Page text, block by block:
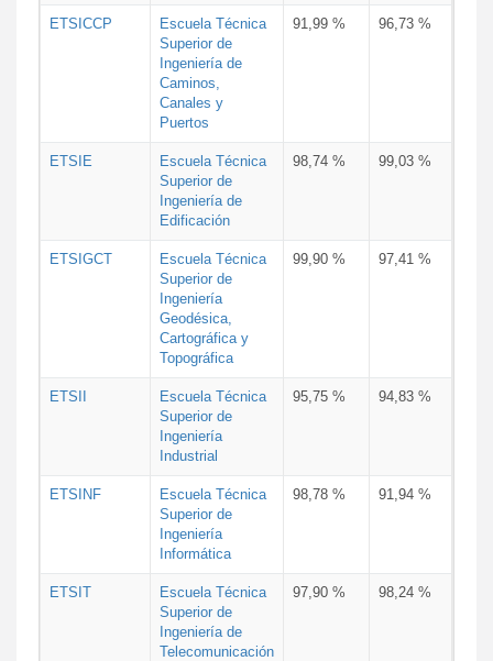
ETSICCP
Escuela Técnica
Superior de
Ingeniería de
Caminos,
Canales y
Puertos
91,99 % 96,73 %
ETSIE
Escuela Técnica
Superior de
Ingeniería de
Edificación
98,74 % 99,03 %
ETSIGCT
Escuela Técnica
Superior de
Ingeniería
Geodésica,
Cartográfica y
Topográfica
99,90 % 97,41 %
ETSII
Escuela Técnica
Superior de
Ingeniería
Industrial
95,75 % 94,83 %
ETSINF
Escuela Técnica
Superior de
Ingeniería
Informática
98,78 % 91,94 %
ETSIT
Escuela Técnica
Superior de
Ingeniería de
Telecomunicación
97,90 % 98,24 %